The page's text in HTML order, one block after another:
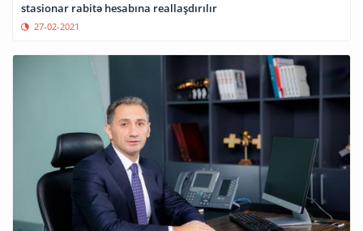
stasionar rabitə hesabına reallaşdırılır
27-02-2021